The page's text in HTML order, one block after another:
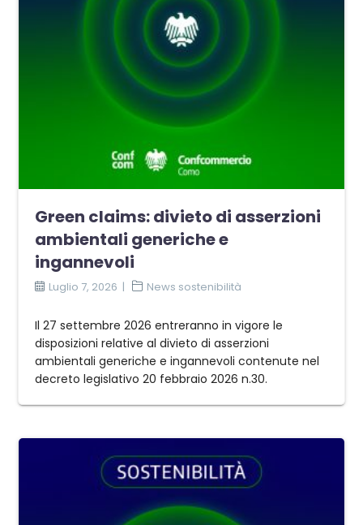
Green claims: divieto di asserzioni
ambientali generiche e
ingannevoli
Luglio 7, 2026 News sostenibilità
Il 27 settembre 2026 entreranno in vigore le
disposizioni relative al divieto di asserzioni
ambientali generiche e ingannevoli contenute nel
decreto legislativo 20 febbraio 2026 n.30.